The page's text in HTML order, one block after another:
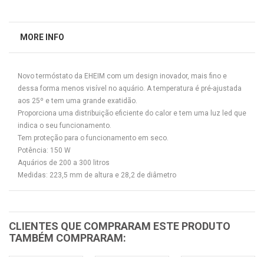
MORE INFO
Novo termóstato da EHEIM com um design inovador, mais fino e
dessa forma menos visível no aquário. A temperatura é pré-ajustada
aos 25º e tem uma grande exatidão.
Proporciona uma distribuição eficiente do calor e tem uma luz led que
indica o seu funcionamento.
Tem proteção para o funcionamento em seco.
Potência: 150 W
Aquários de 200 a 300 litros
Medidas: 223,5 mm de altura e 28,2 de diâmetro
CLIENTES QUE COMPRARAM ESTE PRODUTO
TAMBÉM COMPRARAM: